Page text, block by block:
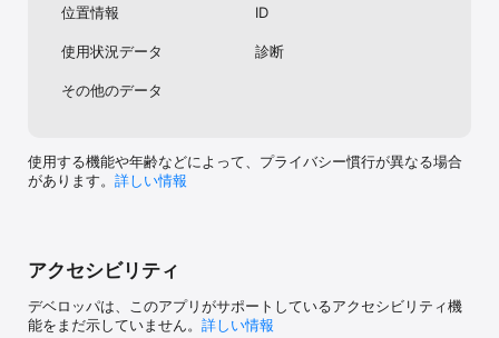
位置情報
ID
使用状況データ 診断
その他のデータ
使用する機能や年齢などによって、プライバシー慣行が異なる場合
があります。 詳しい情報
アクセシビリティ
デベロッパは、このアプリがサポートしているアクセシビリティ機
能をまだ示していません。 詳しい情報